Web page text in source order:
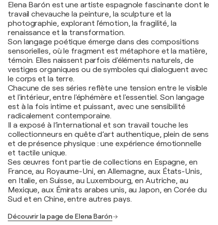
Elena Barón est une artiste espagnole fascinante dont le
travail chevauche la peinture, la sculpture et la
photographie, explorant l'émotion, la fragilité, la
renaissance et la transformation.
Son langage poétique émerge dans des compositions
sensorielles, où le fragment est métaphore et la matière,
témoin. Elles naissent parfois d'éléments naturels, de
vestiges organiques ou de symboles qui dialoguent avec
le corps et la terre.
Chacune de ses séries reflète une tension entre le visible
et l'intérieur, entre l'éphémère et l'essentiel. Son langage
est à la fois intime et puissant, avec une sensibilité
radicalement contemporaine.
Il a exposé à l’international et son travail touche les
collectionneurs en quête d’art authentique, plein de sens
et de présence physique : une expérience émotionnelle
et tactile unique.
Ses œuvres font partie de collections en Espagne, en
France, au Royaume-Uni, en Allemagne, aux États-Unis,
en Italie, en Suisse, au Luxembourg, en Autriche, au
Mexique, aux Émirats arabes unis, au Japon, en Corée du
Sud et en Chine, entre autres pays.
Découvrir la page de Elena Barón